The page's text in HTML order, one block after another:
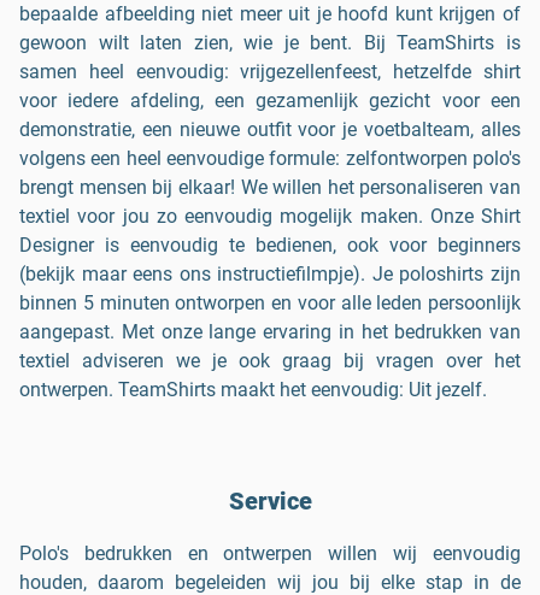
bepaalde afbeelding niet meer uit je hoofd kunt krijgen of
gewoon wilt laten zien, wie je bent. Bij TeamShirts is
samen heel eenvoudig: vrijgezellenfeest, hetzelfde shirt
voor iedere afdeling, een gezamenlijk gezicht voor een
demonstratie, een nieuwe outfit voor je voetbalteam, alles
volgens een heel eenvoudige formule: zelfontworpen polo's
brengt mensen bij elkaar! We willen het personaliseren van
textiel voor jou zo eenvoudig mogelijk maken. Onze Shirt
Designer is eenvoudig te bedienen, ook voor beginners
(bekijk maar eens ons instructiefilmpje). Je poloshirts zijn
binnen 5 minuten ontworpen en voor alle leden persoonlijk
aangepast. Met onze lange ervaring in het bedrukken van
textiel adviseren we je ook graag bij vragen over het
ontwerpen. TeamShirts maakt het eenvoudig: Uit jezelf.
Service
Polo's bedrukken en ontwerpen willen wij eenvoudig
houden, daarom begeleiden wij jou bij elke stap in de